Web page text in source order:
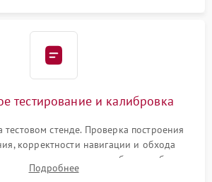
тестирование и калибровка
тестовом стенде. Проверка построения
корректности навигации и обхода
силы всасывания и работы турбины.
возврата на док-станцию и
Подробнее